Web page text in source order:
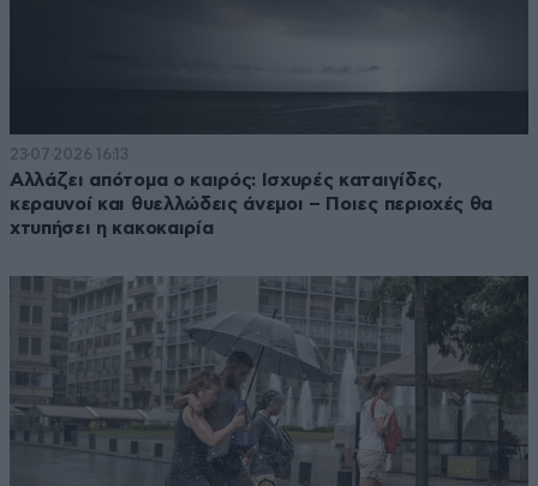
23·07·2026 16:13
Αλλάζει απότομα ο καιρός: Ισχυρές καταιγίδες,
κεραυνοί και θυελλώδεις άνεμοι – Ποιες περιοχές θα
χτυπήσει η κακοκαιρία